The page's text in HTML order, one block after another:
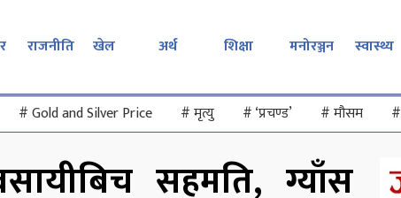
राजनीति खेल अर्थ शिक्षा मनोरञ्जन स्वास्थ्य
#Gold and Silver Price #मृत्यु #‘प्रचण्ड’ #मौसम #
सहमति, ग्याँस